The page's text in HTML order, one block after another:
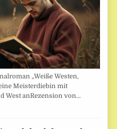
„Weiße Westen,
Meisterdiebin mit
West anRezension von…